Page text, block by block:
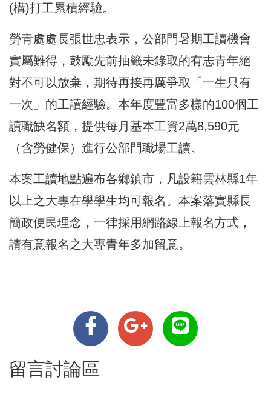
(構)打工累積經驗。
勞青處處長張世忠表示，公部門暑期工讀機會
實屬難得，鼓勵先前抽籤未錄取的有志青年絕
對不可以放棄，期待再接再厲爭取「一生只有
一次」的工讀經驗。本年度豐富多樣的100個工
讀職缺名額，提供每月基本工資2萬8,590元
（含勞健保）進行公部門職場工讀。
本案工讀地點遍布各鄉鎮市，凡設籍雲林縣1年
以上之大專在學學生均可報名。本案落實縣長
簡政便民理念，一律採用網路線上報名方式，
請有意報名之大專青年多加留意。
留言討論區